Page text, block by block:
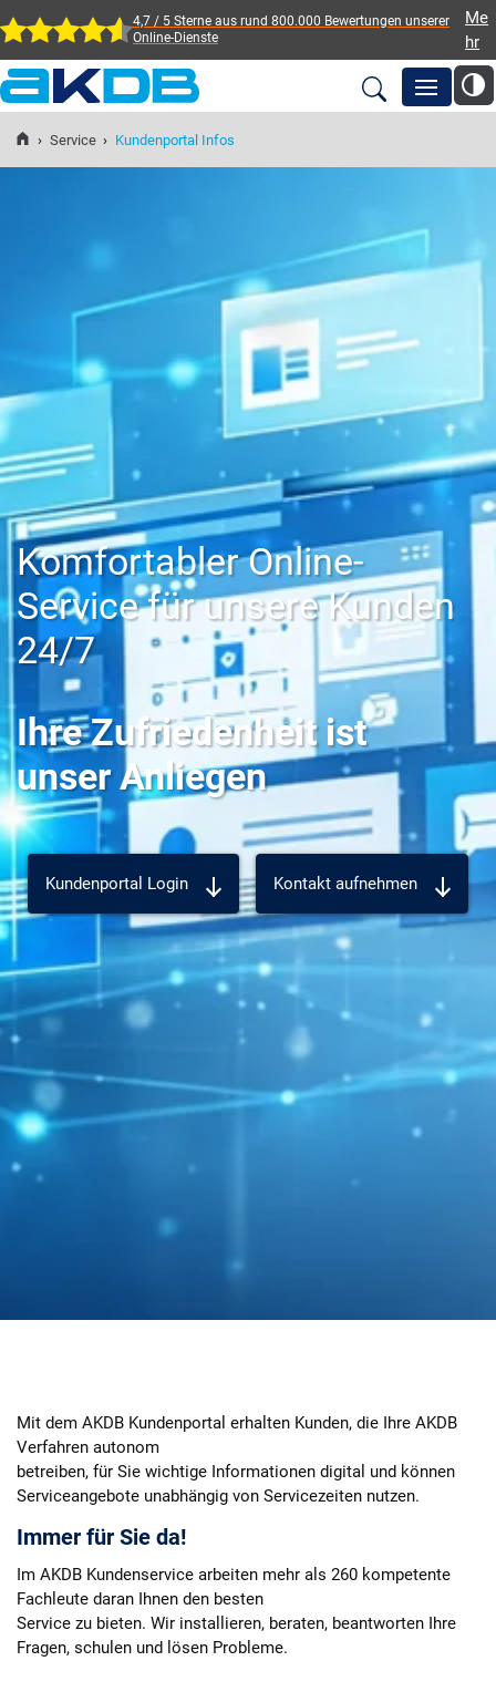
4,7 / 5 Sterne aus rund 800.000 Bewertungen unserer
Online-Dienste
Me
hr
AKDB Anstalt für
Kommunale
Datenverarbeitung in
Newsroom
Fortbildung
Service
Karriere
Über die AKDB
› Service › Kundenportal Infos
Komfortabler Online-
Service für unsere Kunden
24/7
Ihre Zufriedenheit ist
unser Anliegen
Kundenportal Login Kontakt aufnehmen
Mit dem AKDB Kundenportal erhalten Kunden, die Ihre AKDB
Verfahren autonom
betreiben, für Sie wichtige Informationen digital und können
Serviceangebote unabhängig von Servicezeiten nutzen.
Immer für Sie da!
Im AKDB Kundenservice arbeiten mehr als 260 kompetente
Fachleute daran Ihnen den besten
Service zu bieten. Wir installieren, beraten, beantworten Ihre
Fragen, schulen und lösen Probleme.